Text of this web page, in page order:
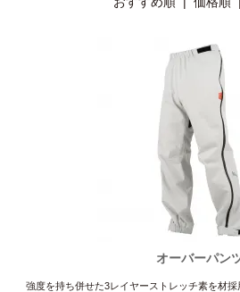
オーバーパン
強度を持ち併せた3レイヤーストレッチ素を材